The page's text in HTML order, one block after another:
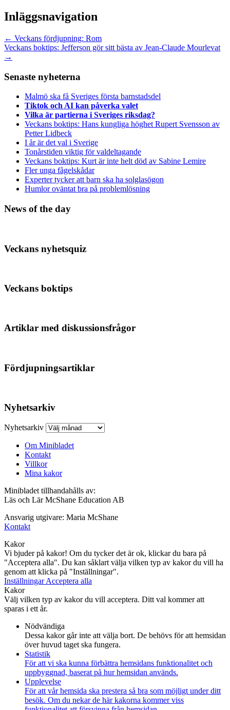
Inläggsnavigation
← Veckans fördjupning: Rom
Veckans boktips: Jefferson gör sitt bästa av Jean-Claude Mourlevat
→
Senaste nyheterna
Malmö ska få Sveriges första barnstadsdel
Tiktok och AI kan påverka valet
Vilka är partierna i Sveriges riksdag?
Veckans boktips: Hans kungliga höghet Rupert Svensson av
Petter Lidbeck
I år är det val i Sverige
Tonårstiden viktig för valdeltagande
Veckans boktips: Kurt är inte helt död av Sabine Lemire
Fler unga fågelskådar
Experter tycker att barn ska ha solglasögon
Humlor oväntat bra på problemlösning
News of the day
Veckans nyhetsquiz
Veckans boktips
Artiklar med diskussionsfrågor
Fördjupningsartiklar
Nyhetsarkiv
Nyhetsarkiv
Om Minibladet
Kontakt
Villkor
Mina kakor
Minibladet tillhandahålls av:
Läs och Lär McShane Education AB
Ansvarig utgivare: Maria McShane
Kontakt
Kakor
Vi bjuder på kakor! Om du tycker det är ok, klickar du bara på
"Acceptera alla". Du kan såklart välja vilken typ av kakor du vill ha
genom att klicka på "Inställningar".
InställningarAcceptera alla
Kakor
Välj vilken typ av kakor du vill acceptera. Ditt val kommer att
sparas i ett år.
Nödvändiga
Dessa kakor går inte att välja bort. De behövs för att hemsidan
över huvud taget ska fungera.
Statistik
För att vi ska kunna förbättra hemsidans funktionalitet och
uppbyggnad, baserat på hur hemsidan används.
Upplevelse
För att vår hemsida ska prestera så bra som möjligt under ditt
besök. Om du nekar de här kakorna kommer viss